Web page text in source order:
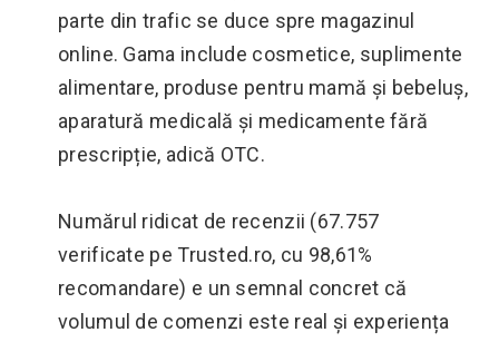
parte din trafic se duce spre magazinul
online. Gama include cosmetice, suplimente
alimentare, produse pentru mamă și bebeluș,
aparatură medicală și medicamente fără
prescripție, adică OTC.
Numărul ridicat de recenzii (67.757
verificate pe Trusted.ro, cu 98,61%
recomandare) e un semnal concret că
volumul de comenzi este real și experiența